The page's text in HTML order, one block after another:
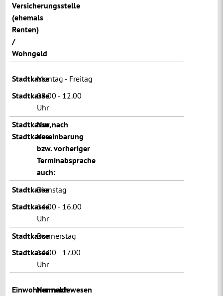
Versicherungsstelle
(ehemals
Renten)
/
Wohngeld
StadtkasseMontag - Freitag
Stadtkasse08.00 - 12.00
Uhr
Stadtkasse,
Stadtkasse
Nur nach
Vereinbarung
bzw. vorheriger
Terminabsprache
auch:
StadtkasseDienstag
Stadtkasse14.00 - 16.00
Uhr
StadtkasseDonnerstag
Stadtkasse14.00 - 17.00
Uhr
Einwohnermeldewesen
Nur nach